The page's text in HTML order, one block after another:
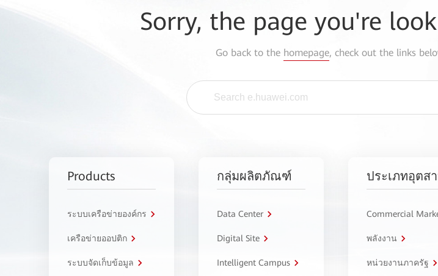
Sorry, the page you're
Go back to the homepage, check out the links
Products
ระบบเครือข่ายองค์กร
เครือข่ายออปติก
ระบบจัดเก็บข้อมูล
กลุ่มผลิตภัณฑ์
Data Center
Digital Site
Intelligent Campus
ประเภทอุตส
Commercial
พลังงาน
หน่วยงานภาครัฐ